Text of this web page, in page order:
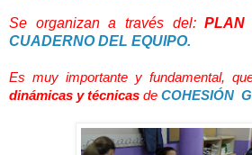
Se organizan a través del:PLAN
CUADERNO DEL EQUIPO.
Es muy importante y fundamental,
dinámicas y técnicas de COHESIÓN